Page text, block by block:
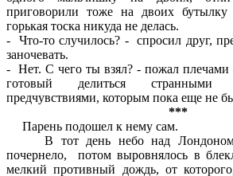
приговорили тоже на двоих
горькая тоска никуда не делась.
- Что-то случилось? - спросил друг,
заночевать.
- Нет. С чего ты взял? - пожал плечами
готовый делиться странными
предчувствиями, которым пока еще не
***
Парень подошел к нему сам.
В тот день небо над Лондоном
почернело, потом выровнялось в
мелкий противный дождь, от